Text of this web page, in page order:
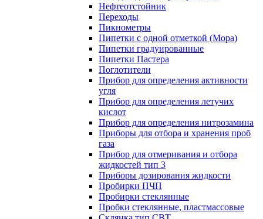
Нефтеотстойник
Переходы
Пикнометры
Пипетки с одной отметкой (Мора)
Пипетки градуированные
Пипетки Пастера
Поглотители
Прибор для определения активности
угля
Прибор для определения летучих
кислот
Прибор для определения нитрозамина
Приборы для отбора и хранения проб
газа
Прибор для отмеривания и отбора
жидкостей тип 3
Приборы дозирования жидкости
Пробирки ПЧП
Пробирки стеклянные
Пробки стеклянные, пластмассовые